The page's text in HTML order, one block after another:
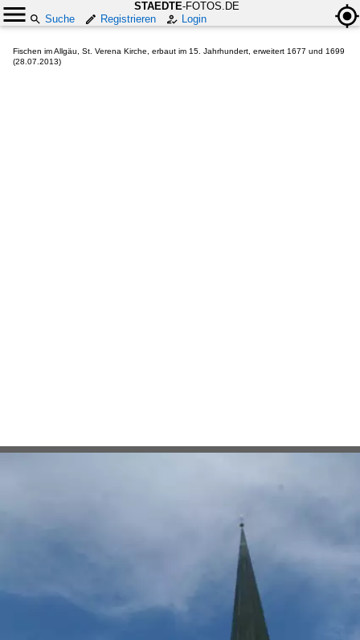
STAEDTE-FOTOS.DE
Suche
Registrieren Login
Fischen im Allgäu, St. Verena Kirche, erbaut im 15. Jahrhundert, erweitert 1677 und 1699
(28.07.2013)